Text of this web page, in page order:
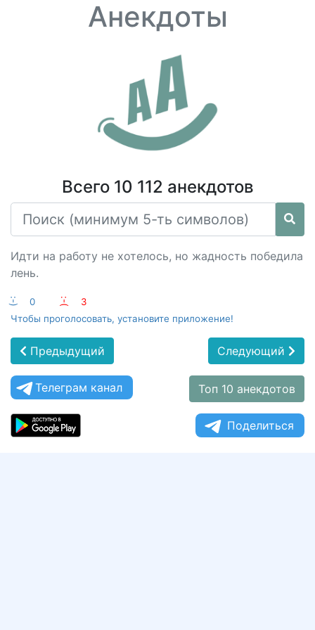
Анекдоты
Всего 10 112 анекдотов
Идти на работу не хотелось, но жадность победила
лень.
:-) 0 :-(
3
Чтобы проголосовать, установите приложение!
Предыдущий Следующий
Телеграм канал Топ 10 анекдотов
Поделиться